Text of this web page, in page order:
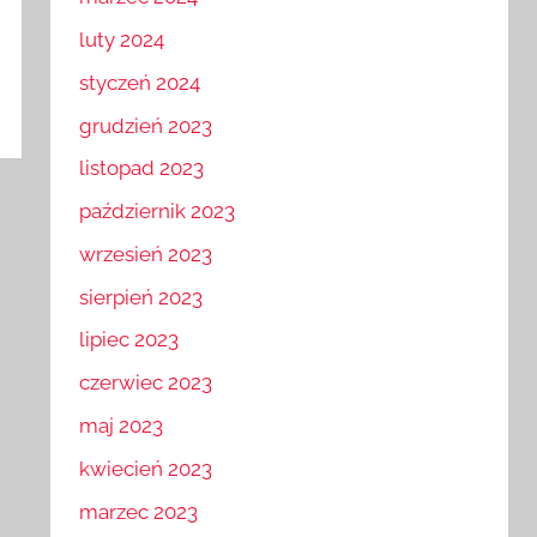
luty 2024
styczeń 2024
grudzień 2023
listopad 2023
październik 2023
wrzesień 2023
sierpień 2023
lipiec 2023
czerwiec 2023
maj 2023
kwiecień 2023
marzec 2023